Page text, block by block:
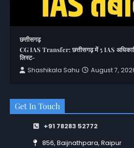
छत्तीसगढ़
CG IAS Transfer: छत्तीसगढ़ में 5 IAS
लिस्ट-
Shashikala Sahu
August 7,
Get In Touch
+91 78283 52772
856, Baijnathpara, Raipur